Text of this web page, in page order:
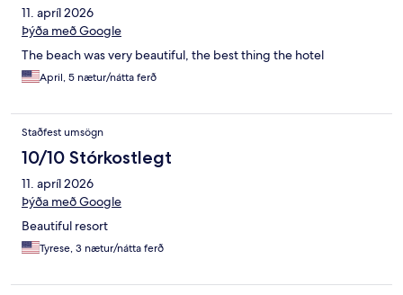
11. apríl 2026
Þýða með Google
The beach was very beautiful, the best thing the hotel
April, 5 nætur/nátta ferð
Staðfest umsögn
10/10 Stórkostlegt
11. apríl 2026
Þýða með Google
Beautiful resort
Tyrese, 3 nætur/nátta ferð